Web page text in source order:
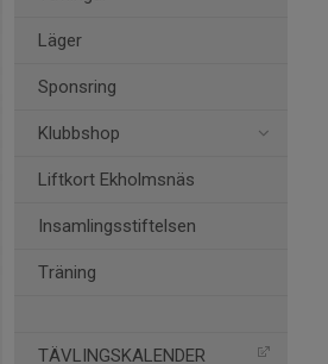
Läger
Sponsring
Klubbshop
Liftkort Ekholmsnäs
Insamlingsstiftelsen
Träning
TÄVLINGSKALENDER